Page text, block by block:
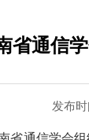
省通信
发布